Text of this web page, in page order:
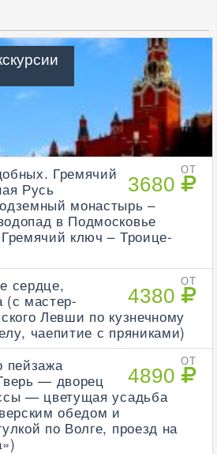
ОТ
3680
Гремячий
Русь
монастырь –
в Подмосковье
ключ – Троице-
ОТ
4380
сердце,
(с мастер-
Левши по кузнечному
чаепитие с пряниками)
ОТ
4890
пейзажа
— дворец
— цветущая усадьба
обедом и
по Волге, проезд на